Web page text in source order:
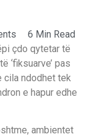
6 Min Read
çdo qytetar të
‘fiksuarve’ pas
cila ndodhet tek
e hapur edhe
ambientet